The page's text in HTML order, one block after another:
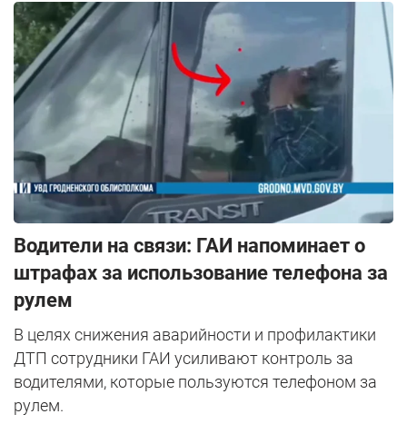
Водители на связи: ГАИ напоминает о
штрафах за использование телефона за
рулем
В целях снижения аварийности и профилактики
ДТП сотрудники ГАИ усиливают контроль за
водителями, которые пользуются телефоном за
рулем.